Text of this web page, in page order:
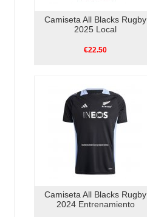
Camiseta All Blacks Rugby
2025 Local
€22.50
Camiseta All Blacks Rugby
2024 Entrenamiento